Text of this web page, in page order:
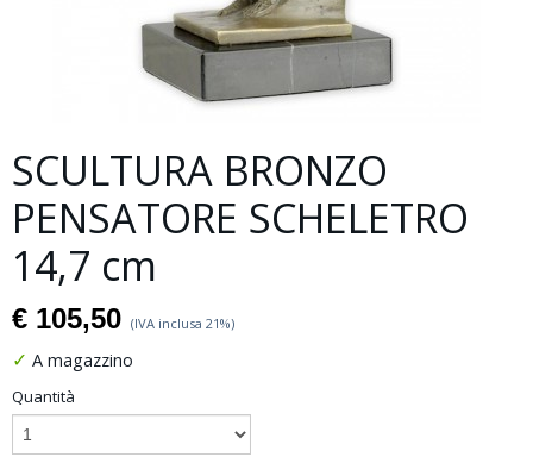
SCULTURA BRONZO
PENSATORE SCHELETRO
14,7 cm
€ 105,50 (IVA inclusa 21%)
✓ A magazzino
Quantità